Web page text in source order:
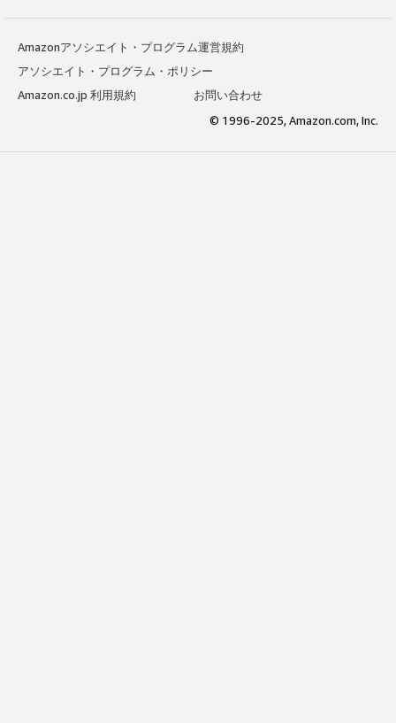
Amazonアソシエイト・プログラム運営規約
アソシエイト・プログラム・ポリシー
Amazon.co.jp 利用規約
お問い合わせ
© 1996-2025, Amazon.com, Inc.